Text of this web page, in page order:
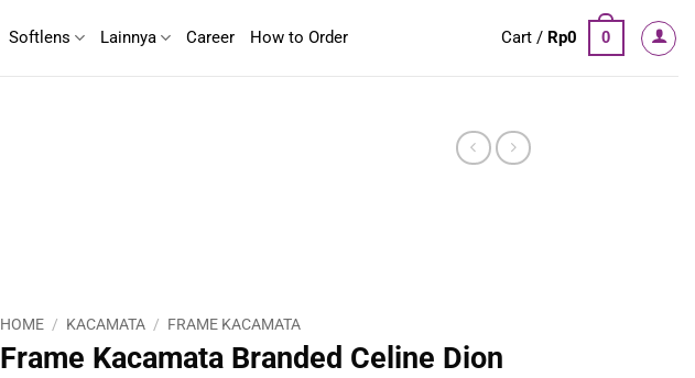
Softlens Lainnya Career How to Order Cart / Rp0 0
HOME / KACAMATA / FRAME KACAMATA
Frame Kacamata Branded Celine Dion